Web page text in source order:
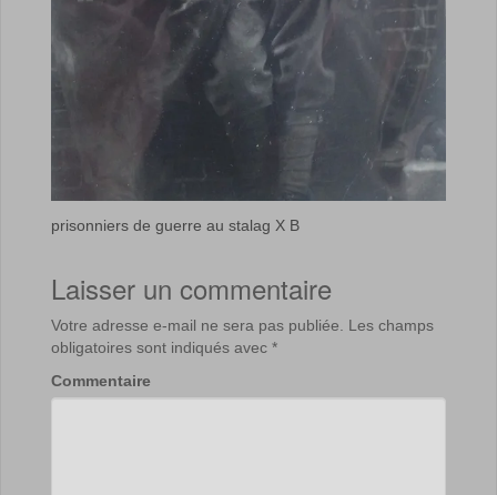
prisonniers de guerre au stalag X B
Laisser un commentaire
Votre adresse e-mail ne sera pas publiée.
Les champs
obligatoires sont indiqués avec *
Commentaire